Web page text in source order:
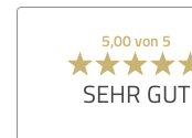
5,00 von 5
SEHR GUT